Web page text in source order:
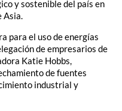
y sostenible del país en
Asia.
para el uso de energías
de empresarios de
Katie Hobbs,
de fuentes
industrial y